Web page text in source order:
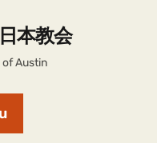
本教会
Austin